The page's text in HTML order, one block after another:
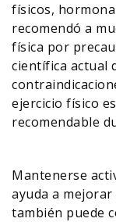
físicos,
recomendó a
física por
científica actual
ejercicio físico
recomendable
Mantenerse
ayuda a
también puede